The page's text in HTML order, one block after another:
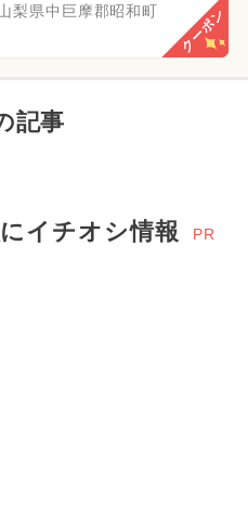
梨県中巨摩郡昭和町 クーポン
記事
イチオシ情報 PR